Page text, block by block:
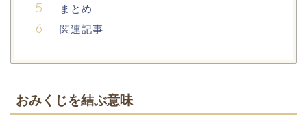
まとめ
関連記事
おみくじを結ぶ意味